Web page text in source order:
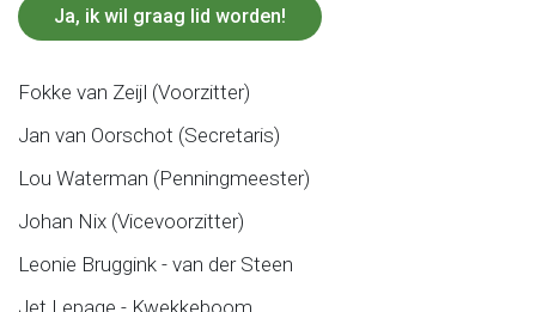
Ja, ik wil graag lid worden!
Fokke van Zeijl (Voorzitter)
Jan van Oorschot (Secretaris)
Lou Waterman (Penningmeester)
Johan Nix (Vicevoorzitter)
Leonie Bruggink - van der Steen
Jet Lepage - Kwekkeboom